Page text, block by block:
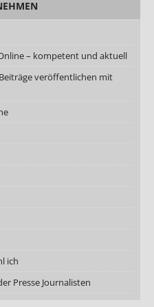
– kompetent und aktuell
veröffentlichen mit
ich
Presse Journalisten